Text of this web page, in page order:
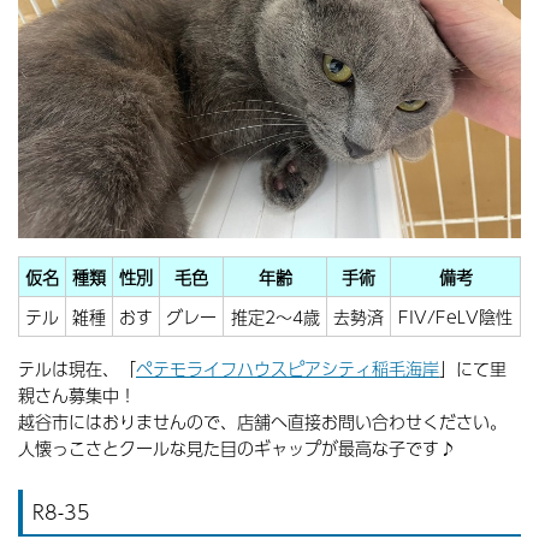
仮名 種類 性別 毛色 年齢 手術
備考
テル 雑種 おす グレー 推定2～4歳 去勢済 FIV/FeLV陰性
テルは現在、「ペテモライフハウスピアシティ稲毛海岸」にて里
親さん募集中！
越谷市にはおりませんので、店舗へ直接お問い合わせください。
人懐っこさとクールな見た目のギャップが最高な子です♪
R8-35